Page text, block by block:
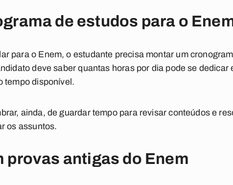
de estudos para o
para o Enem, o estudante precisa montar um
deve saber quantas horas por dia pode se dedicar
tempo disponível.
ainda, de guardar tempo para revisar conteúdos e
os assuntos.
provas antigas do Enem